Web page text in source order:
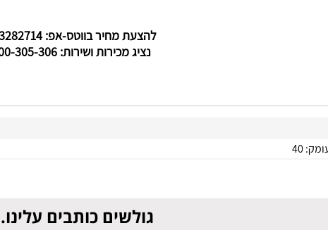
להצעת מחיר בווטס-אפ: 050-3282714
נציג מכירות ושירות: 1-800-305-306
גולשים כותבים